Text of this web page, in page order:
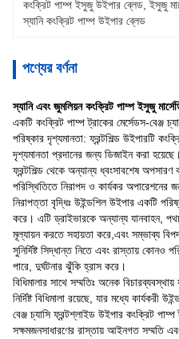
কংক্রিট পাম্প ইসুজু উইপার ব্লেড , ইসুজু
স্যানি কংক্রিট পাম্প উইপার ব্লেড
পণ্যের বর্ণনা
স্যানি এবং জুমলিয়ন কংক্রিট পাম্প ইসুজু
একটি কংক্রিট পাম্প ট্রাকের মের্সেডস-বেঞ্জ
পরিষ্কার দৃশ্যমানতা: ফ্রন্টশিল্ড উইপারটি
দৃশ্যমানতা প্রদানের জন্য ডিজাইন করা
ফ্রন্টশিল্ড থেকে অন্যান্য ধ্বংসাবশেষ
পরিস্থিতিতে নিরাপদ ও কার্যকর অপারেশনের
নিরাপত্তা বৃদ্ধিঃ উইন্ডশিল উইপার একটি
করে। এটি ড্রাইভারকে অন্যান্য যানবাহন,
মূল্যায়ন করতে সহায়তা করে,এবং সম্ভাব্য
সুনির্দিষ্ট সিদ্ধান্ত নিতে এবং রাস্তায় কোনও
পারে, দুর্ঘটনার ঝুঁকি হ্রাস করে।
বিধিমালার সাথে সম্মতিঃ অনেক
নির্দিষ্ট বিধিমালা রয়েছে, যার মধ্যে কার্যকরী
বেঞ্জ চ্যাসি ফ্রন্টশ্লাইড উইপার কংক্রিট
সক্ষমজনসাধারণের রাস্তায় আইনগত সম্মতি